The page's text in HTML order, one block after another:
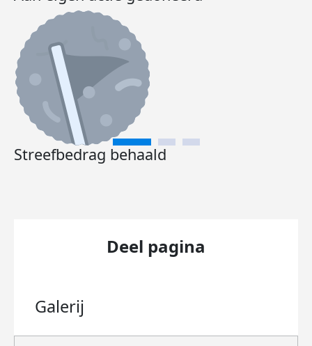
Streefbedrag behaald
Deel pagina
Galerij